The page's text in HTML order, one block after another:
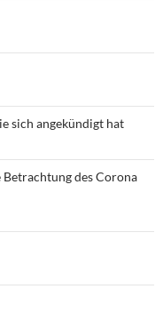
sich angekündigt hat
Betrachtung des Corona